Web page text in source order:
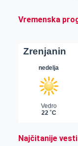
Vremenska
Najčitanije vesti